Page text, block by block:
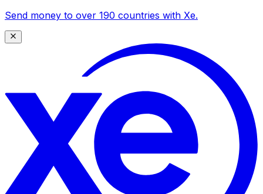
Send money to over 190 countries with Xe.